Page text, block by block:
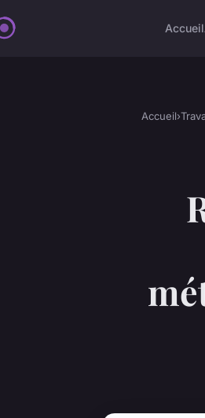
Accueil
Accueil›